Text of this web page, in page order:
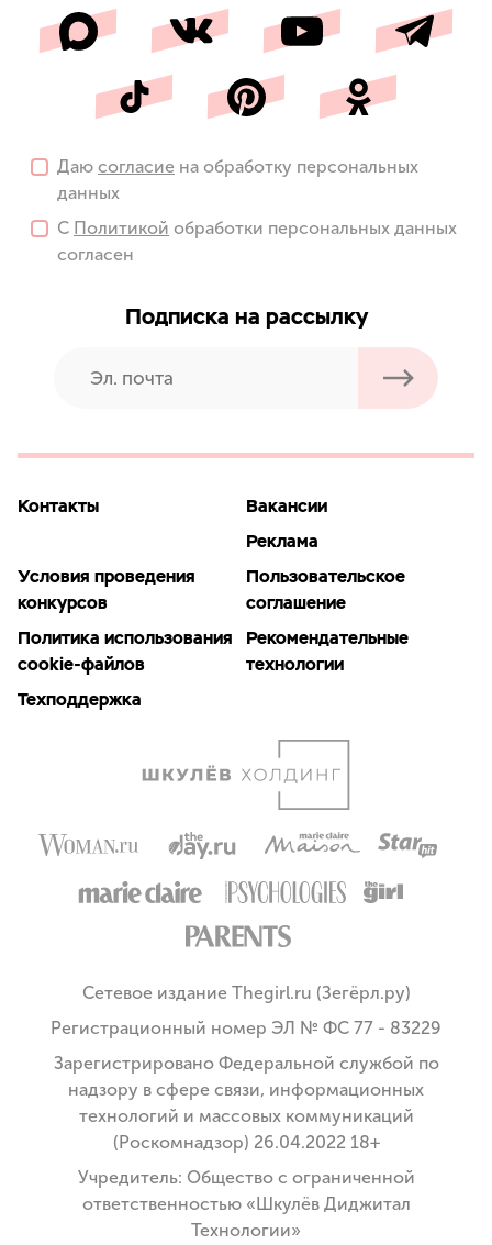
Даю согласие на обработку персональных
данных
С Политикой обработки персональных данных
согласен
Подписка на рассылку
Контакты
Вакансии
Реклама
Условия проведения
конкурсов
Пользовательское
соглашение
Политика использования
cookie-файлов
Рекомендательные
технологии
Техподдержка
Сетевое издание Thegirl.ru (Зегёрл.ру)
Регистрационный номер ЭЛ № ФС 77 - 83229
Зарегистрировано Федеральной службой по
надзору в сфере связи, информационных
технологий и массовых коммуникаций
(Роскомнадзор) 26.04.2022 18+
Учредитель: Общество с ограниченной
ответственностью «Шкулёв Диджитал
Технологии»